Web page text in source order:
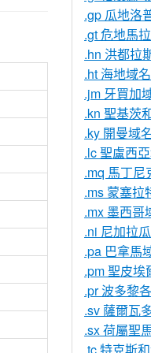
.gp 瓜地洛
.gt 危地馬
.hn 洪都拉
.ht 海地域名
.jm 牙買加
.kn 聖基茨
.ky 開曼域
.lc 聖盧西
.mq 馬丁尼
.ms 蒙塞拉
.mx 墨西哥
.ni 尼加拉
.pa 巴拿馬
.pm 聖皮埃
.pr 波多黎
.sv 薩爾瓦
.sx 荷屬聖